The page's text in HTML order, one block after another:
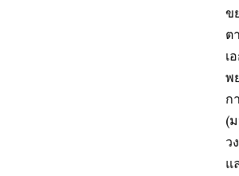
ข
ต
เ
พ
ก
(
ว
แ